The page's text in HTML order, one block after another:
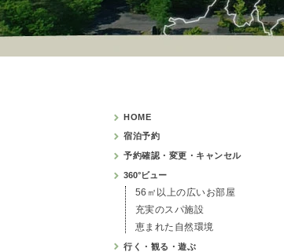
HOME
宿泊予約
予約確認・変更・キャンセル
360°ビュー
56㎡以上の広いお部屋
充実のスパ施設
恵まれた自然環境
行く・観る・遊ぶ